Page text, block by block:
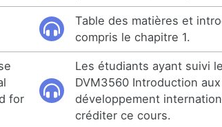
Table des matières et
compris le chapitre 1.
for
Les étudiants ayant suivi
DVM3560 Introduction
développement
créditer ce cours.